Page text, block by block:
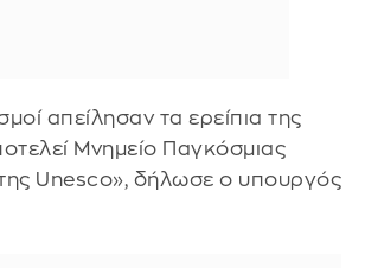
απείλησαν τα ερείπια της
Μνημείο Παγκόσμιας
Unesco», δήλωσε ο υπουργός